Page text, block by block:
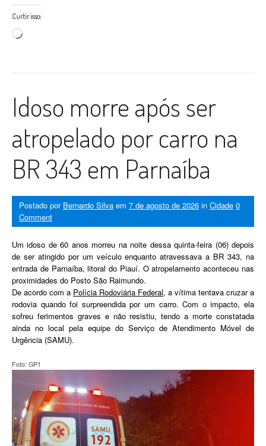
Curtir isso:
Carregando...
Idoso morre após ser
atropelado por carro na
BR 343 em Parnaíba
Postado por Bernardo Silva em 7 de agosto de 2026 in Cidade 0
Comment
Um idoso de 60 anos morreu na noite dessa quinta-feira (06) depois
de ser atingido por um veículo enquanto atravessava a BR 343, na
entrada de Parnaíba, litoral do Piauí. O atropelamento aconteceu nas
proximidades do Posto São Raimundo.
De acordo com a Polícia Rodoviária Federal, a vítima tentava cruzar a
rodovia quando foi surpreendida por um carro. Com o impacto, ela
sofreu ferimentos graves e não resistiu, tendo a morte constatada
ainda no local pela equipe do Serviço de Atendimento Móvel de
Urgência (SAMU).
Foto: GP1